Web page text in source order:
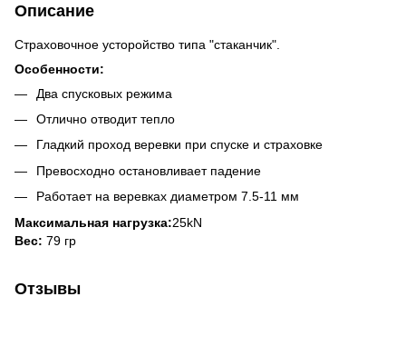
Описание
Страховочное усторойство типа "стаканчик".
Особенности:
Два спусковых режима
Отлично отводит тепло
Гладкий проход веревки при спуске и страховке
Превосходно остановливает падение
Работает на веревках диаметром 7.5-11 мм
Максимальная нагрузка:25kN
Вес: 79 гр
Отзывы